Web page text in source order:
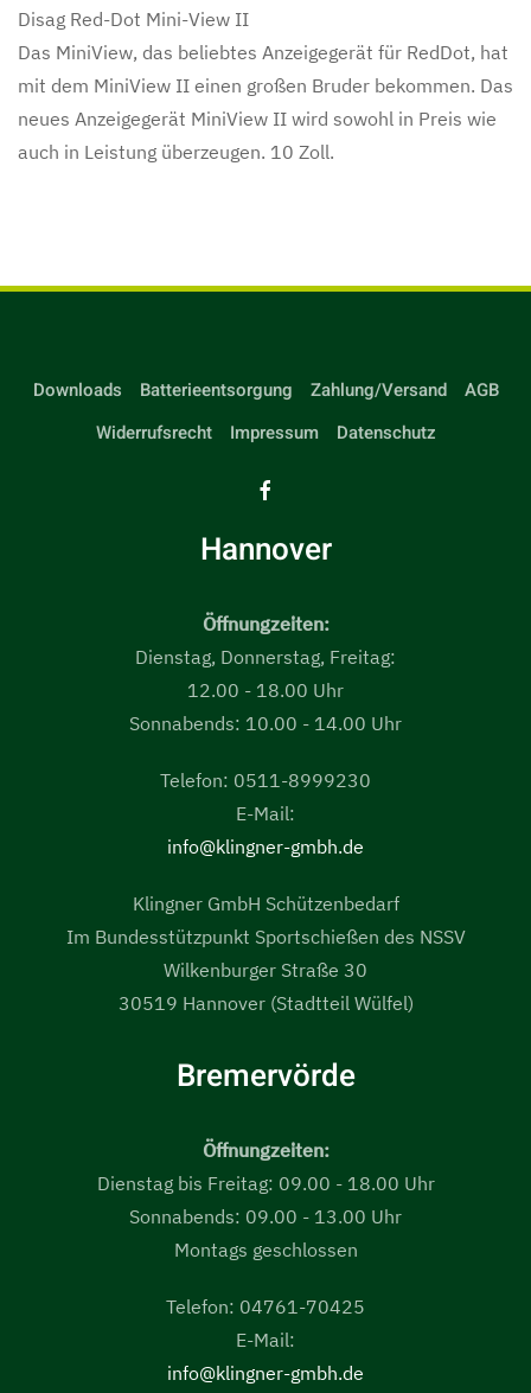
Disag Red-Dot Mini-View II
Das MiniView, das beliebtes Anzeigegerät für RedDot, hat
mit dem MiniView II einen großen Bruder bekommen. Das
neues Anzeigegerät MiniView II wird sowohl in Preis wie
auch in Leistung überzeugen. 10 Zoll.
Downloads Batterieentsorgung Zahlung/Versand
AGB
Widerrufsrecht
Impressum Datenschutz
Hannover
Öffnungzeiten:
Dienstag, Donnerstag, Freitag:
12.00 - 18.00 Uhr
Sonnabends: 10.00 - 14.00 Uhr
Telefon: 0511-8999230
E-Mail:
info@klingner-gmbh.de
Klingner GmbH Schützenbedarf
Im Bundesstützpunkt Sportschießen des NSSV
Wilkenburger Straße 30
30519 Hannover (Stadtteil Wülfel)
Bremervörde
Öffnungzeiten:
Dienstag bis Freitag: 09.00 - 18.00 Uhr
Sonnabends: 09.00 - 13.00 Uhr
Montags geschlossen
Telefon: 04761-70425
E-Mail:
info@klingner-gmbh.de